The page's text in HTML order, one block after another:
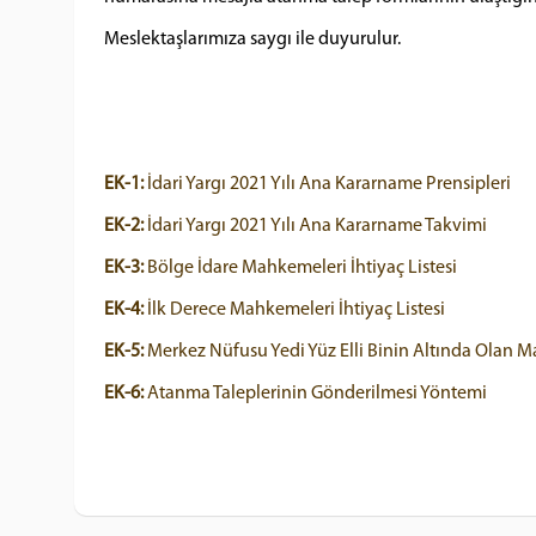
Meslektaşlarımıza saygı ile duyurulur.
EK-1:İdari Yargı 2021 Yılı Ana Kararname Prensipleri
EK-2:İdari Yargı 2021 Yılı Ana Kararname Takvimi
EK-3:Bölge İdare Mahkemeleri İhtiyaç Listesi
EK-4:İlk Derece Mahkemeleri İhtiyaç Listesi
EK-5:Merkez Nüfusu Yedi Yüz Elli Binin Altında Olan
EK-6:Atanma Taleplerinin Gönderilmesi Yöntemi